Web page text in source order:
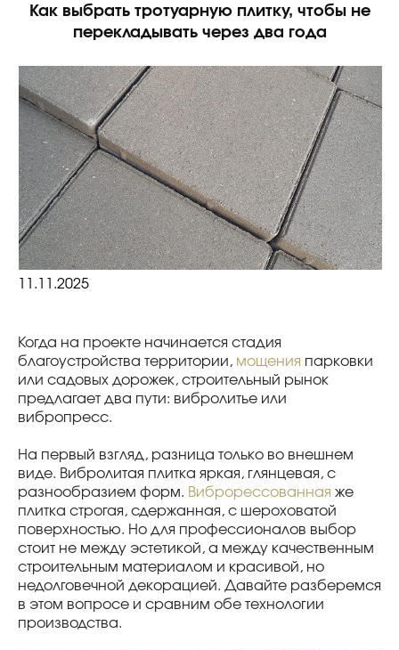
Как выбрать тротуарную плитку, чтобы не
перекладывать через два года
11.11.2025
Когда на проекте начинается стадия
благоустройства территории, мощения парковки
или садовых дорожек, строительный рынок
предлагает два пути: вибролитье или
вибропресс.
На первый взгляд, разница только во внешнем
виде. Вибролитая плитка яркая, глянцевая, с
разнообразием форм. Виброрессованная же
плитка строгая, сдержанная, с шероховатой
поверхностью. Но для профессионалов выбор
стоит не между эстетикой, а между качественным
строительным материалом и красивой, но
недолговечной декорацией. Давайте разберемся
в этом вопросе и сравним обе технологии
производства.